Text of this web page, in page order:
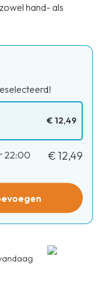
hand- als
€ 12,49
22:00
€ 12,49